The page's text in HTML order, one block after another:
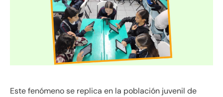
Este fenómeno se replica en la población juvenil de